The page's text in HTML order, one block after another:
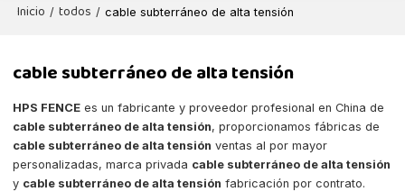
Inicio / todos / cable subterráneo de alta tensión
cable subterráneo de alta tensión
HPS FENCE es un fabricante y proveedor profesional en China de
cable subterráneo de alta tensión, proporcionamos fábricas de
cable subterráneo de alta tensión ventas al por mayor
personalizadas, marca privada cable subterráneo de alta tensión
y cable subterráneo de alta tensión fabricación por contrato.